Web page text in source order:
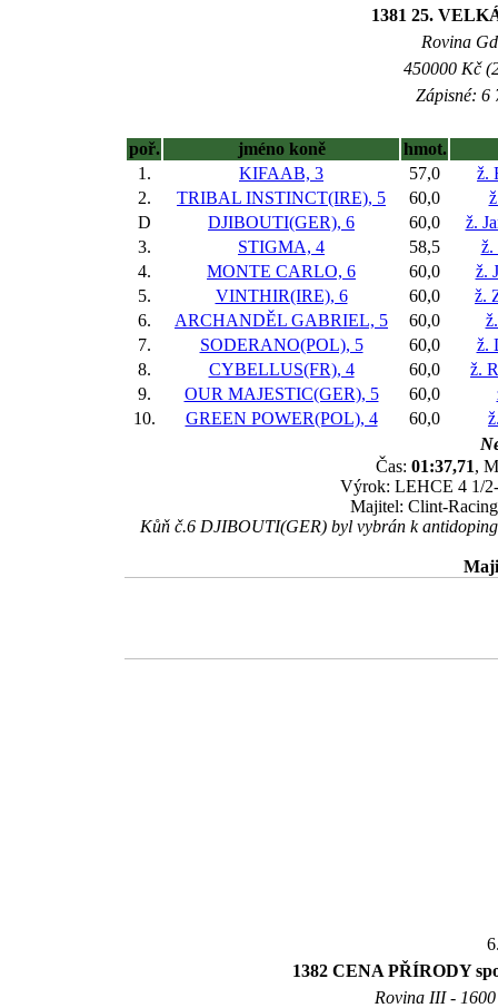
1381 25.
Rovina
450000 Kč
Zápisné: 6
poř. jméno koně
hmot.
1.
KIFAAB, 3 57,0
ž.
2.
TRIBAL INSTINCT(IRE), 5 60,0
D
DJIBOUTI(GER), 6 60,0
ž.
3.
STIGMA, 4 58,5
ž.
4.
MONTE CARLO, 6 60,0
ž.
5.
VINTHIR(IRE), 6 60,0
ž.
6.
ARCHANDĚL GABRIEL, 5 60,0
7.
SODERANO(POL), 5 60,0
ž.
8.
CYBELLUS(FR), 4 60,0
ž.
9.
OUR MAJESTIC(GER), 5 60,0
10.
GREEN POWER(POL), 4 60,0
Čas: 01:37,71,
Výrok: LEHCE 4 1/
Majitel: Clint-
Kůň č.6 DJIBOUTI(GER) byl vybrán k
1382 CENA PŘÍRODY
Rovina III -